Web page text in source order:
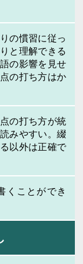
の慣習に従っ
と理解できる
の影響を見せ
の打ち方はか
の打ち方が統
みやすい。綴
以外は正確で
くことができ